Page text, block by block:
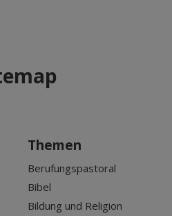
Themen
Berufungspastoral
Bibel
Bildung und Religion